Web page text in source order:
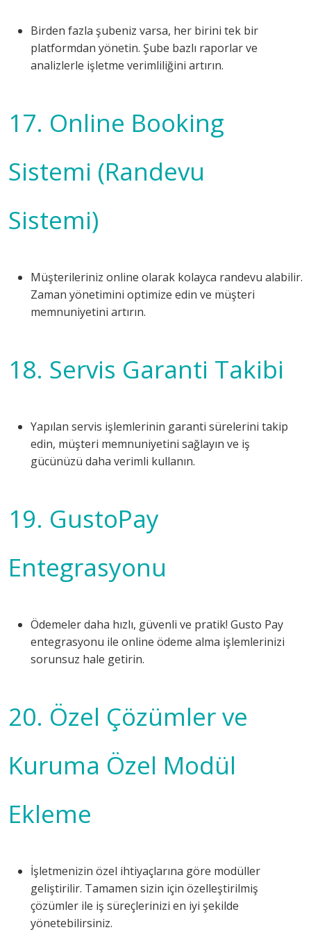
Birden fazla şubeniz varsa, her birini tek bir
platformdan yönetin. Şube bazlı raporlar ve
analizlerle işletme verimliliğini artırın.
17. Online Booking
Sistemi (Randevu
Sistemi)
Müşterileriniz online olarak kolayca randevu alabilir.
Zaman yönetimini optimize edin ve müşteri
memnuniyetini artırın.
18. Servis Garanti Takibi
Yapılan servis işlemlerinin garanti sürelerini takip
edin, müşteri memnuniyetini sağlayın ve iş
gücünüzü daha verimli kullanın.
19. GustoPay
Entegrasyonu
Ödemeler daha hızlı, güvenli ve pratik! Gusto Pay
entegrasyonu ile online ödeme alma işlemlerinizi
sorunsuz hale getirin.
20. Özel Çözümler ve
Kuruma Özel Modül
Ekleme
İşletmenizin özel ihtiyaçlarına göre modüller
geliştirilir. Tamamen sizin için özelleştirilmiş
çözümler ile iş süreçlerinizi en iyi şekilde
yönetebilirsiniz.